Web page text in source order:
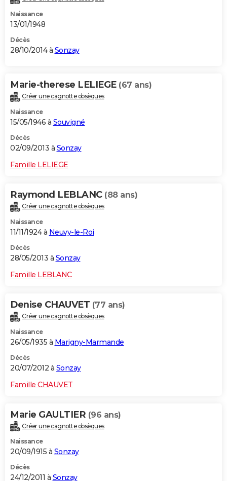
Naissance
13/01/1948
Décès
28/10/2014 à Sonzay
Marie-therese LELIEGE (67 ans)
Créer une cagnotte obsèques
Naissance
15/05/1946 à Souvigné
Décès
02/09/2013 à Sonzay
Famille LELIEGE
Raymond LEBLANC (88 ans)
Créer une cagnotte obsèques
Naissance
11/11/1924 à Neuvy-le-Roi
Décès
28/05/2013 à Sonzay
Famille LEBLANC
Denise CHAUVET (77 ans)
Créer une cagnotte obsèques
Naissance
26/05/1935 à Marigny-Marmande
Décès
20/07/2012 à Sonzay
Famille CHAUVET
Marie GAULTIER (96 ans)
Créer une cagnotte obsèques
Naissance
20/09/1915 à Sonzay
Décès
24/12/2011 à Sonzay